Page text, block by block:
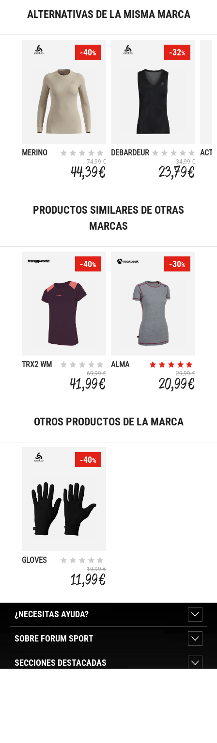
ALTERNATIVAS DE LA MISMA MARCA
-40%
MERINO
74,99 €
44,39 €
-32%
DEBARDEUR
34,99 €
23,79 €
PRODUCTOS SIMILARES DE OTRAS
MARCAS
-40%
TRX2 WM
69,99 €
41,99 €
-30%
ALMA
29,99 €
20,99 €
OTROS PRODUCTOS DE LA MARCA
-40%
GLOVES
19,99 €
11,99 €
¿NECESITAS AYUDA?
SOBRE FORUM SPORT
SECCIONES DESTACADAS